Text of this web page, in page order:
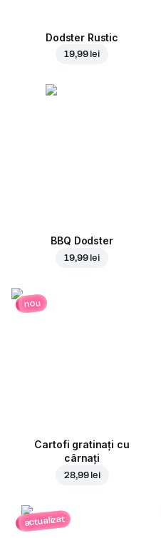
Dodster Rustic
19,99 lei
BBQ Dodster
19,99 lei
nou
Cartofi gratinați cu
cârnați
28,99 lei
actualizat